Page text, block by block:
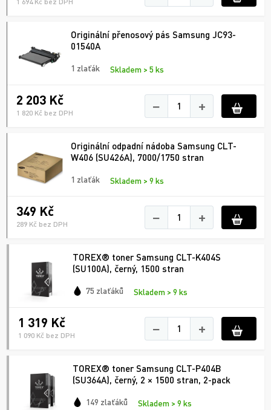
Originální přenosový pás Samsung JC93-
01540A
1 zlaťák Skladem > 5 ks
2 203 Kč
1 820 Kč bez DPH − +
Originální odpadní nádoba Samsung CLT-
W406 (SU426A), 7000/1750 stran
1 zlaťák Skladem > 9 ks
349 Kč
289 Kč bez DPH − +
TOREX® toner Samsung CLT-K404S
(SU100A), černý, 1500 stran
75 zlaťáků Skladem > 9 ks
1 319 Kč
1 090 Kč bez DPH − +
TOREX® toner Samsung CLT-P404B
(SU364A), černý, 2 × 1500 stran, 2-pack
149 zlaťáků Skladem > 9 ks